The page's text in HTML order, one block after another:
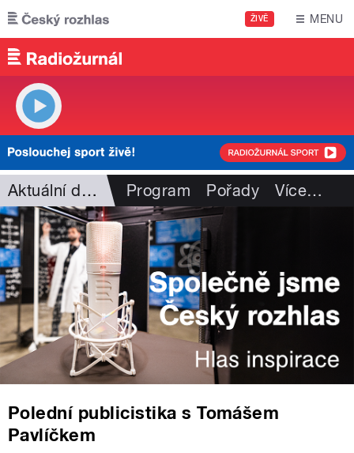
Přejít k hlavnímu obsahu
ŽIVĚ MENU
Aktuální dění Program Pořady Více…
Polední publicistika s Tomášem
Pavlíčkem